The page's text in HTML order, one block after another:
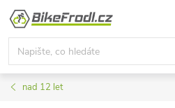
Přejít
obsah
nad 12 let